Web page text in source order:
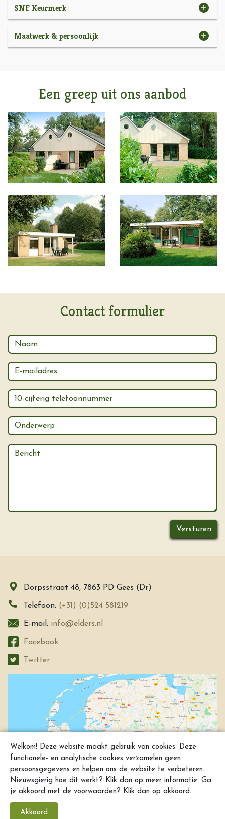
Welkom! Deze website maakt gebruik van cookies. Deze
functionele- en analytische cookies verzamelen geen
persoonsgegevens en helpen ons de website te verbeteren.
Nieuwsgierig hoe dit werkt? Klik dan op meer informatie. Ga
je akkoord met de voorwaarden? Klik dan op akkoord.
Akkoord
SNF Keurmerk
Maatwerk & persoonlijk
Een greep uit ons aanbod
Contact formulier
Versturen
Dorpsstraat 48, 7863 PD Gees (Dr)
Telefoon: (+31) (0)524 581219
E-mail: info@elders.nl
Facebook
Twitter